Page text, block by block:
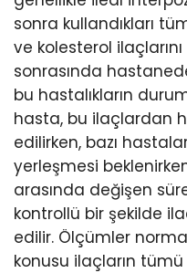
sonra kullandıkları
ve kolesterol
sonrasında
bu hastalıkların
hasta, bu ilaçlardan
edilirken, bazı
yerleşmesi
arasında değişen
kontrollü bir şekilde
edilir. Ölçümler
konusu ilaçların tümü